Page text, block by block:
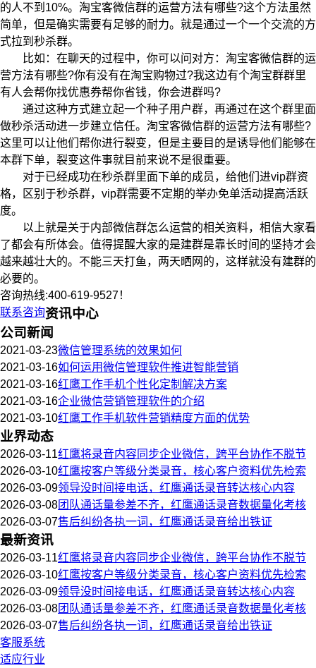
的人不到10%。淘宝客微信群的运营方法有哪些?这个方法虽然
简单，但是确实需要有足够的耐力。就是通过一个一个交流的方
式拉到秒杀群。
比如：在聊天的过程中，你可以问对方：淘宝客微信群的运
营方法有哪些?你有没有在淘宝购物过?我这边有个淘宝群群里
有人会帮你找优惠券帮你省钱，你会进群吗?
通过这种方式建立起一个种子用户群，再通过在这个群里面
做秒杀活动进一步建立信任。淘宝客微信群的运营方法有哪些?
这里可以让他们帮你进行裂变，但是主要目的是诱导他们能够在
本群下单，裂变这件事就目前来说不是很重要。
对于已经成功在秒杀群里面下单的成员，给他们进vip群资
格，区别于秒杀群，vip群需要不定期的举办免单活动提高活跃
度。
以上就是关于内部微信群怎么运营的相关资料，相信大家看
了都会有所体会。值得提醒大家的是建群是靠长时间的坚持才会
越来越壮大的。不能三天打鱼，两天晒网的，这样就没有建群的
必要的。
咨询热线:400-619-9527！
联系咨询资讯中心
公司新闻
2021-03-23微信管理系统的效果如何
2021-03-16如何运用微信管理软件推进智能营销
2021-03-16红鹰工作手机个性化定制解决方案
2021-03-16企业微信营销管理软件的介绍
2021-03-10红鹰工作手机软件营销精度方面的优势
业界动态
2026-03-11红鹰将录音内容同步企业微信，跨平台协作不脱节
2026-03-10红鹰按客户等级分类录音，核心客户资料优先检索
2026-03-09领导没时间接电话，红鹰通话录音转达核心内容
2026-03-08团队通话量参差不齐，红鹰通话录音数据量化考核
2026-03-07售后纠纷各执一词，红鹰通话录音给出铁证
最新资讯
2026-03-11红鹰将录音内容同步企业微信，跨平台协作不脱节
2026-03-10红鹰按客户等级分类录音，核心客户资料优先检索
2026-03-09领导没时间接电话，红鹰通话录音转达核心内容
2026-03-08团队通话量参差不齐，红鹰通话录音数据量化考核
2026-03-07售后纠纷各执一词，红鹰通话录音给出铁证
客服系统
适应行业